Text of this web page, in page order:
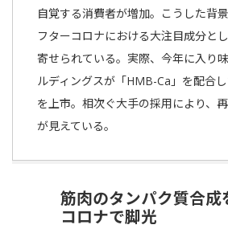
自覚する消費者が増加。こうした背
フターコロナにおける大注目成分と
寄せられている。実際、今年に入り
ルディングスが「HMB-Ca」を配合
を上市。相次ぐ大手の採用により、
が見えている。
筋肉のタンパク質合成
コロナで脚光